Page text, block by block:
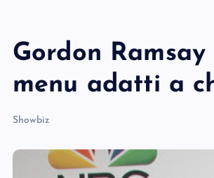
Gordon
menu adatti a
Showbiz